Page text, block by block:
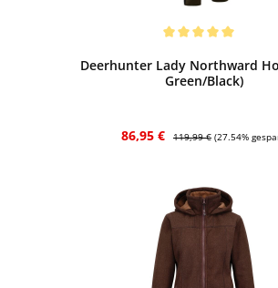
Deerhunter Lady Northward
Green/Black)
Verkaufspreis:
86,95 € Regulärer Preis:
119,99 € (27.54%